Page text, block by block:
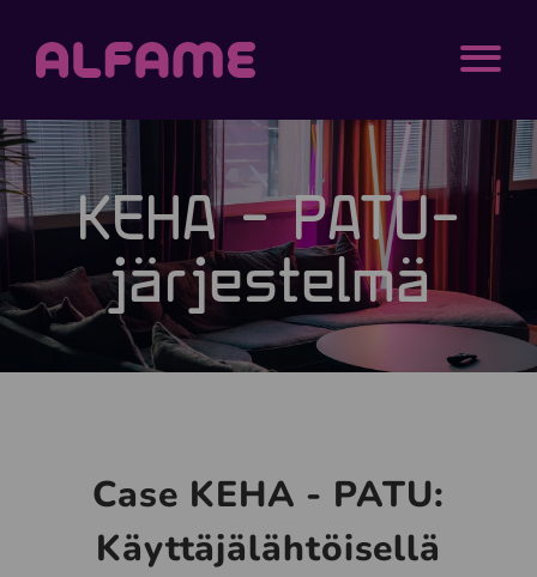
Alfame
MENU
KEHA - PATU-
järjestelmä
Case KEHA - PATU:
Käyttäjälähtöisellä